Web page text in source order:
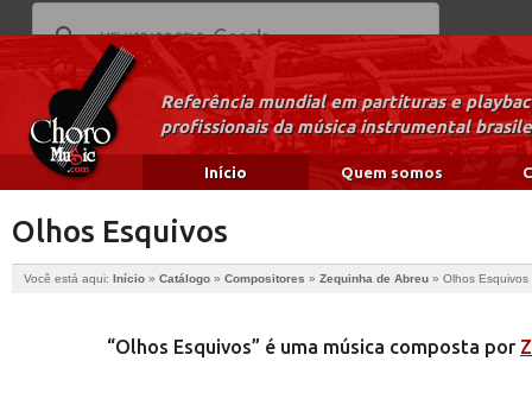
Referência mundial em partituras e
profissionais da música instrumental
Início Quem somos
Olhos Esquivos
Você está aqui: Início » Catálogo » Compositores » Zequinha de Abreu » Olhos Esquivos
“Olhos Esquivos” é uma música composta por